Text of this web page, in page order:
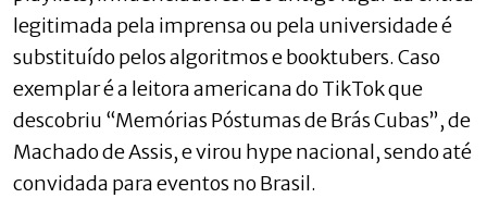
legitimada pela imprensa ou pela universidade é
substituído pelos algoritmos e booktubers. Caso
exemplar é a leitora americana do TikTok que
descobriu “Memórias Póstumas de Brás Cubas”, de
Machado de Assis, e virou hype nacional, sendo até
convidada para eventos no Brasil.